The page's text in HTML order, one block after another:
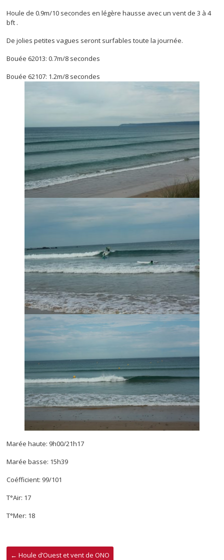
Houle de 0.9m/10 secondes en légère hausse avec un vent de 3 à 4
bft .
De jolies petites vagues seront surfables toute la journée.
Bouée 62013: 0.7m/8 secondes
Bouée 62107: 1.2m/8 secondes
Marée haute: 9h00/21h17
Marée basse: 15h39
Coéfficient: 99/101
T°Air: 17
T°Mer: 18
← Houle d’Ouest et vent de ONO